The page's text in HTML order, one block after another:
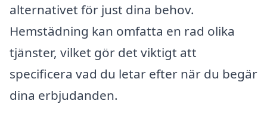
alternativet för just dina behov.
Hemstädning kan omfatta en rad olika
tjänster, vilket gör det viktigt att
specificera vad du letar efter när du begär
dina erbjudanden.